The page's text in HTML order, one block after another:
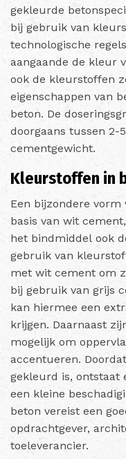
gekleurde
bij gebruik van
technologische
aangaande de kleur
ook de kleurstoffen
eigenschappen van
beton. De
doorgaans tussen 2-
cementgewicht.
Kleurstoffen in
Een bijzondere
basis van wit
het bindmiddel ook
gebruik van
met wit cement om
bij gebruik van grijs
kan hiermee een
krijgen. Daarnaast
mogelijk om
accentueren.
gekleurd is, ontstaat
een kleine
beton vereist een
opdrachtgever,
toeleverancier.